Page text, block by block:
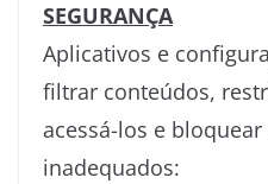
SEGURANÇA
Aplicativos e
filtrar conteúdos,
acessá-los e bloquear
inadequados: